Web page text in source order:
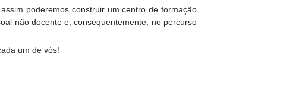
poderemos construir um centro de formação
não docente e, consequentemente, no percurso
um de vós!